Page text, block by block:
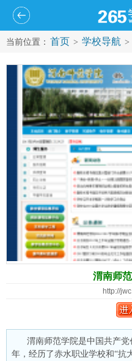
当前位置： 首页 > 学校导航 >
渭南师
http://
渭南师范学院是中国共产
年，经历了赤水职业学校和“抗